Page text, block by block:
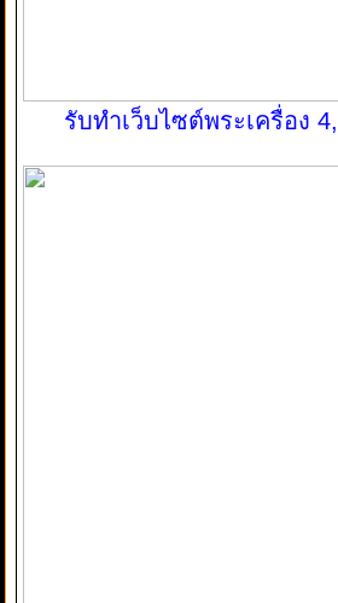
รับทำเว็บไซต์พระเครื่อง